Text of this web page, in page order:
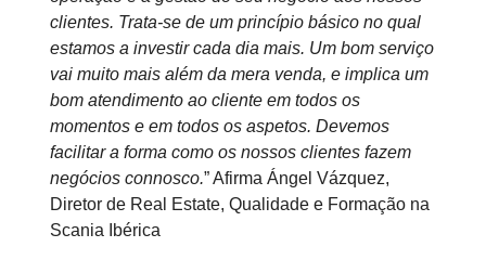
clientes. Trata-se de um princípio básico no qual
estamos a investir cada dia mais. Um bom serviço
vai muito mais além da mera venda, e implica um
bom atendimento ao cliente em todos os
momentos e em todos os aspetos. Devemos
facilitar a forma como os nossos clientes fazem
negócios connosco.” Afirma Ángel Vázquez,
Diretor de Real Estate, Qualidade e Formação na
Scania Ibérica